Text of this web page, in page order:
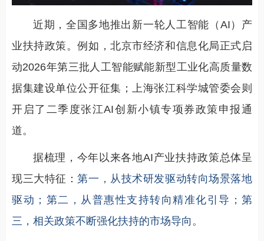
近期，全国多地推出新一轮人工智能（AI）产
业扶持政策。例如，北京市经济和信息化局正式启
动2026年第三批人工智能赋能新型工业化高质量数
据集建设单位公开征集；上海张江科学城管委会则
开启了二季度张江AI创新小镇专项券政策申报通
道。
据梳理，今年以来各地AI产业扶持政策总体呈
现三大特征：第一，从技术研发驱动转向场景落地
驱动；第二，从普惠性支持转向精准化引导；第
三，相关政策不断强化扶持的市场导向。